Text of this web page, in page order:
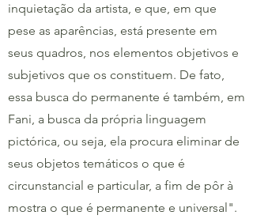
inquietação da artista, e que, em que
pese as aparências, está presente em
seus quadros, nos elementos objetivos e
subjetivos que os constituem. De fato,
essa busca do permanente é também, em
Fani, a busca da própria linguagem
pictórica, ou seja, ela procura eliminar de
seus objetos temáticos o que é
circunstancial e particular, a fim de pôr à
mostra o que é permanente e universal".